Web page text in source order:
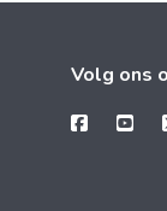
Volg ons